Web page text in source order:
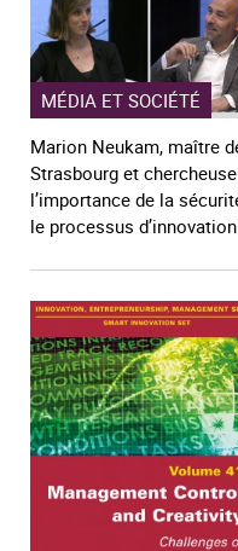
MÉDIA ET SOCIÉTÉ
Marion Neukam, maître
Strasbourg et
l’importance de la
le processus